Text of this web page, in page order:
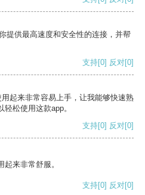
提供最高速度和安全性的连接，并帮
支持[0] 反对[0]
起来非常容易上手，让我能够快速熟
松使用这款app。
支持[0] 反对[0]
来非常舒服。
支持[0] 反对[0]